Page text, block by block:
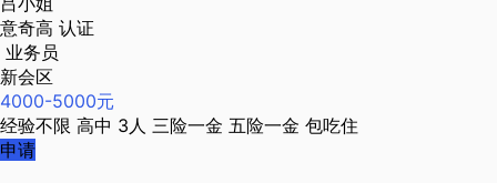
意奇高 认证
业务员
新会区
4000-5000元
经验不限 高中 3人 三险一金 五险一金 包吃住
申请